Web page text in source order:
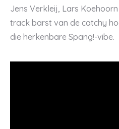
Jens Verkleij, Lars
track barst van de catchy
die herkenbare Spang!-vibe.